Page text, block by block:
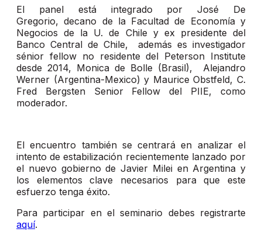
El panel está integrado por José De
Gregorio, decano de la Facultad de Economía y
Negocios de la U. de Chile y ex presidente del
Banco Central de Chile, además es investigador
sénior fellow no residente del Peterson Institute
desde 2014, Monica de Bolle (Brasil), Alejandro
Werner (Argentina-Mexico) y Maurice Obstfeld, C.
Fred Bergsten Senior Fellow del PIIE, como
moderador.
El encuentro también se centrará en analizar el
intento de estabilización recientemente lanzado por
el nuevo gobierno de Javier Milei en Argentina y
los elementos clave necesarios para que este
esfuerzo tenga éxito.
Para participar en el seminario debes registrarte
aquí.